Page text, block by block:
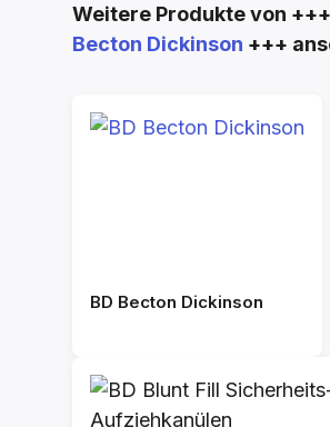
Produktgalerie überspringen
Weitere Produkte von +++
Becton Dickinson +++
BD Becton Dickinson